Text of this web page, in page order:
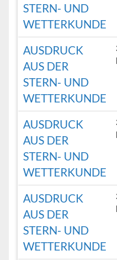
STERN- UND
WETTERKUNDE
AUSDRUCK
AUS DER
STERN- UND
WETTERKUNDE
AUSDRUCK
AUS DER
STERN- UND
WETTERKUNDE
AUSDRUCK
AUS DER
STERN- UND
WETTERKUNDE